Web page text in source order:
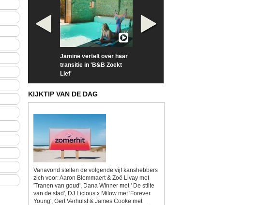
Jamine vertelt over haar
transitie in 'B&B Zoekt
Lief'
KIJKTIP VAN DE DAG
Vanavond stellen de volgende vijf kanshebbers
zich voor: Aaron Blommaert & Zoë Livay met
'Tranen van goud', Dana Winner met ' De stilte
van de stad', DJ Licious x Milow met 'Forever
Young', Gert Verhulst & James Cooke met